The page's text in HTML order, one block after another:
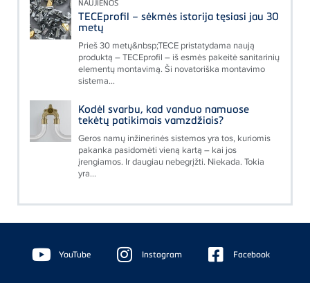
NAUJIENOS
TECEprofil – sėkmės istorija tęsiasi jau 30
metų
Prieš 30 metų&nbsp;TECE pristatydama naują
produktą – TECEprofil – iš esmės pakeitė sanitarinių
elementų montavimą. Ši novatoriška montavimo
sistema...
Kodėl svarbu, kad vanduo namuose
tekėtų patikimais vamzdžiais?
Geros namų inžinerinės sistemos yra tos, kuriomis
pakanka pasidomėti vieną kartą – kai jos
įrengiamos. Ir daugiau nebegrįžti. Niekada. Tokia
yra...
Floating
Sidebar YouTube Instagram Facebook